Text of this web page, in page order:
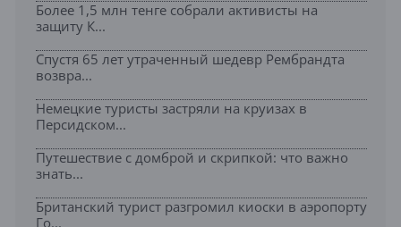
Более 1,5 млн тенге собрали активисты на
защиту К...
Спустя 65 лет утраченный шедевр Рембрандта
возвра...
Немецкие туристы застряли на круизах в
Персидском...
Путешествие с домброй и скрипкой: что важно
знать...
Британский турист разгромил киоски в аэропорту
Го...